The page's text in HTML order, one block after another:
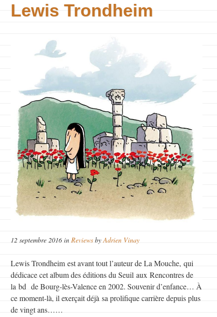
Lewis Trondheim
12 septembre 2016 inReviews byAdrien Vinay
Lewis Trondheim est avant tout l’auteur de La Mouche, qui
dédicace cet album des éditions du Seuil aux Rencontres de
la bd de Bourg-lès-Valence en 2002. Souvenir d’enfance… À
ce moment-là, il exerçait déjà sa prolifique carrière depuis plus
de vingt ans……